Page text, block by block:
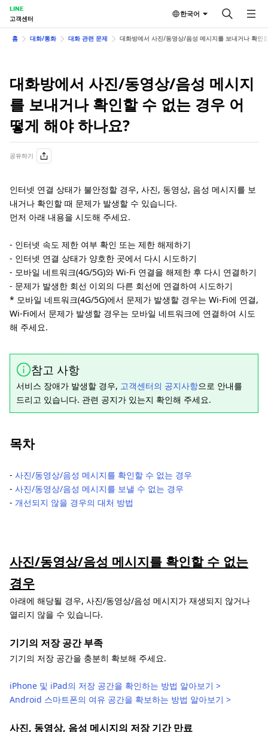
LINE
고객센터
한국어
홈 대화/통화 대화 관련 문제 대화방에서 사진/동영상/음성 메시지를 보내거나 확인
대화방에서 사진/동영상/음성 메시지
를 보내거나 확인할 수 없는 경우 어
떻게 해야 하나요?
공유하기
인터넷 연결 상태가 불안정할 경우, 사진, 동영상, 음성 메시지를 보
내거나 확인할 때 문제가 발생할 수 있습니다.
먼저 아래 내용을 시도해 주세요.
- 인터넷 속도 제한 여부 확인 또는 제한 해제하기
- 인터넷 연결 상태가 양호한 곳에서 다시 시도하기
- 모바일 네트워크(4G/5G)와 Wi-Fi 연결을 해제한 후 다시 연결하기
- 문제가 발생한 회선 이외의 다른 회선에 연결하여 시도하기
* 모바일 네트워크(4G/5G)에서 문제가 발생할 경우는 Wi-Fi에 연결,
Wi-Fi에서 문제가 발생할 경우는 모바일 네트워크에 연결하여 시도
해 주세요.
참고 사항
서비스 장애가 발생할 경우, 고객센터의 공지사항으로 안내를
드리고 있습니다. 관련 공지가 있는지 확인해 주세요.
목차
- 사진/동영상/음성 메시지를 확인할 수 없는 경우
- 사진/동영상/음성 메시지를 보낼 수 없는 경우
- 개선되지 않을 경우의 대처 방법
사진/동영상/음성 메시지를 확인할 수 없는
경우
아래에 해당될 경우, 사진/동영상/음성 메시지가 재생되지 않거나
열리지 않을 수 있습니다.
기기의 저장 공간 부족
기기의 저장 공간을 충분히 확보해 주세요.
iPhone 및 iPad의 저장 공간을 확인하는 방법 알아보기 >
Android 스마트폰의 여유 공간을 확보하는 방법 알아보기 >
사진, 동영상, 음성 메시지의 저장 기간 만료